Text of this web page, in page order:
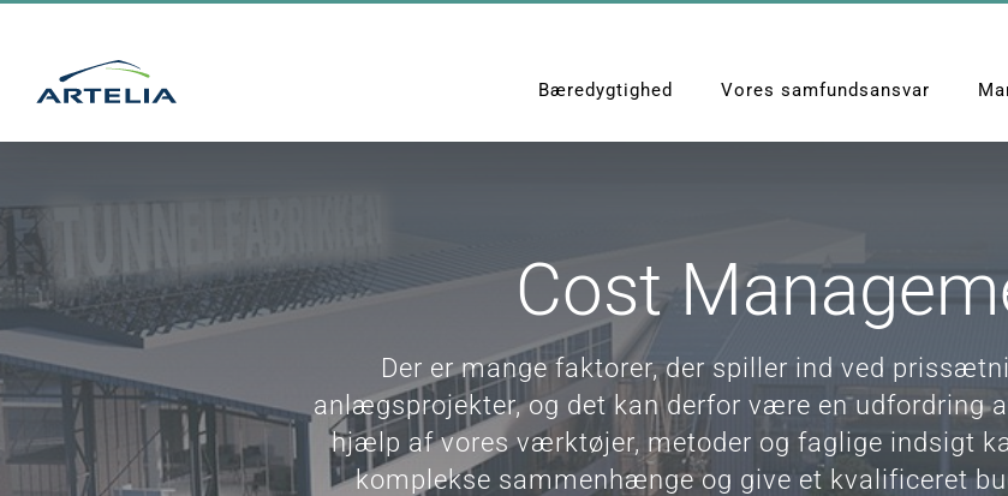
content
Bæredygtighed Vores samfundsansvar
Cost
Der er mange faktorer, der spiller ind ved
anlægsprojekter, og det kan derfor være en udfordring
hjælp af vores værktøjer, metoder og faglige indsigt
komplekse sammenhænge og give et kvalificeret